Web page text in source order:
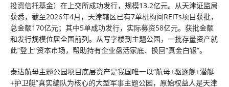
投资信托基金）在上交所成功发行，规模13.2亿元。从天津证监局
获悉，截至2026年4月，天津辖区已有7单机构间REITs项目获批，
总金额170亿元；其中5单成功发行，实际募资58亿元。获批金额
和发行规模位居全国前列。从写字楼到主题公园，一批存量资产就
此“登上”资本市场，帮助持有企业盘活家底、换回“真金白银”。
泰达航母主题公园项目底层资产是我国唯一以“航母+驱逐舰+潜艇
+护卫艇”真实编队为核心的大型军事主题公园，原始权益人是天津